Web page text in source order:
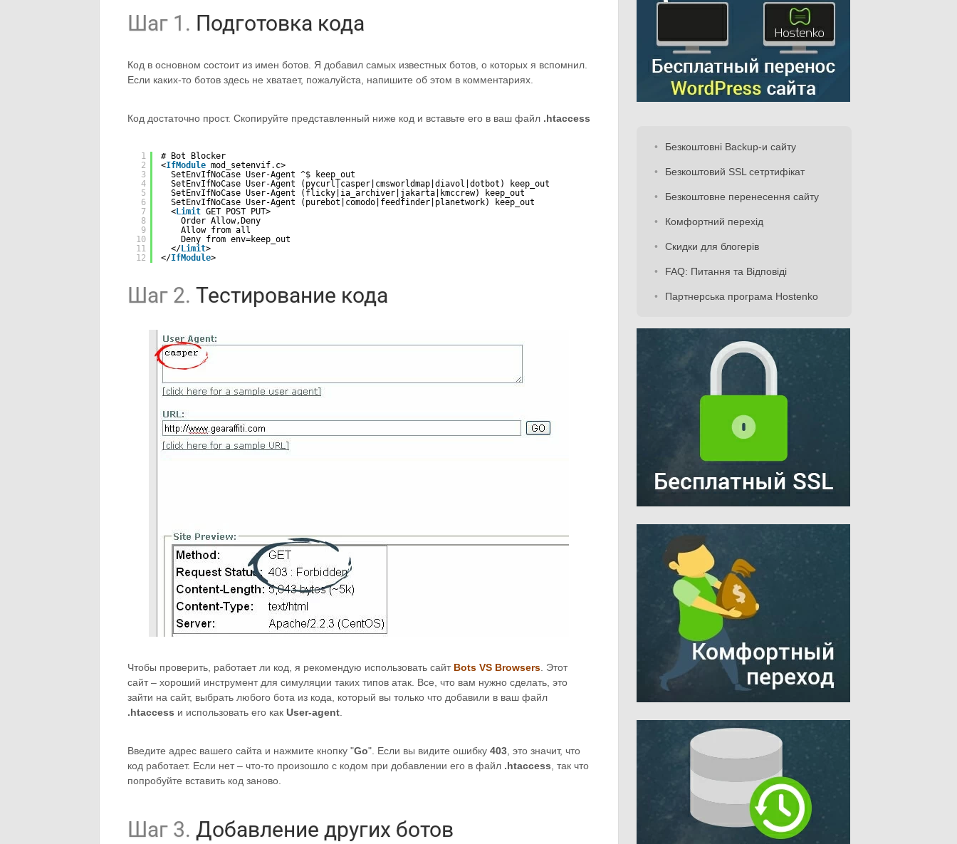
Шаг 1. Подготовка кода
Код в основном состоит из имен ботов. Я добавил самых известных ботов, о которых я вспомнил.
Если каких-то ботов здесь не хватает, пожалуйста, напишите об этом в комментариях.
Код достаточно прост. Скопируйте представленный ниже код и вставьте его в ваш файл .htaccess
1
2
3
4
5
6
7
8
9
10
11
12
# Bot Blocker
<IfModule mod_setenvif.c>
SetEnvIfNoCase User-Agent ^$ keep_out
SetEnvIfNoCase User-Agent (pycurl|casper|cmsworldmap|diavol|dotbot) keep_out
SetEnvIfNoCase User-Agent (flicky|ia_archiver|jakarta|kmccrew) keep_out
SetEnvIfNoCase User-Agent (purebot|comodo|feedfinder|planetwork) keep_out
< Limit GET POST PUT>
Order Allow,Deny
Allow from all
Deny from env=keep_out
</ Limit>
</IfModule>
Шаг 2. Тестирование кода
Чтобы проверить, работает ли код, я рекомендую использовать сайт Bots VS Browsers . Этот
сайт – хороший инструмент для симуляции таких типов атак. Все, что вам нужно сделать, это
зайти на сайт, выбрать любого бота из кода, который вы только что добавили в ваш файл
.htaccess и использовать его как User-agent
Введите адрес вашего сайта и нажмите кнопку "Go". Если вы видите ошибку 403 , это значит, что
код работает. Если нет – что-то произошло с кодом при добавлении его в файл .htaccess , так что
попробуйте вставить код заново.
Шаг 3. Добавление других ботов
Безкоштовні Backup-и сайту
Безкоштовий SSL сетртифікат
Безкоштовне перенесення сайту
Комфортний перехід
Скидки для блогерів
FAQ: Питання та Відповіді
Партнерська програма Hostenko